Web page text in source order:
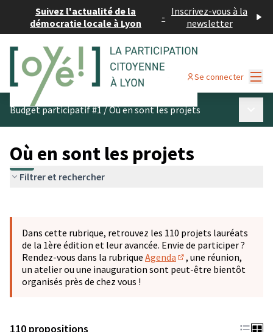
Suivez l'actualité de la
démocratie locale à Lyon
- Inscrivez-vous à la
newsletter
Se connecter
Budget participatif #1/Où en sont les projets
Où en sont les projets
Filtrer et rechercher
−
Dans cette rubrique, retrouvez les 110 projets lauréats
de la 1ère édition et leur avancée. Envie de participer ?
Rendez-vous dans la rubrique Agenda
(S'ouvre dans un
, une réunion,
un atelier ou une inauguration sont peut-être bientôt
organisés près de chez vous !
110 propositions